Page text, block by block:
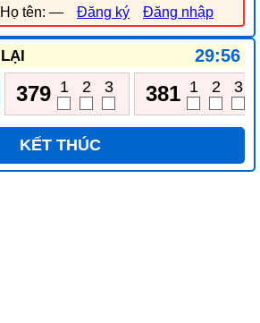
Họ tên: — Đăng ký Đăng nhập
29:56
379 1 2 3 381 1 2 3
KẾT THÚC